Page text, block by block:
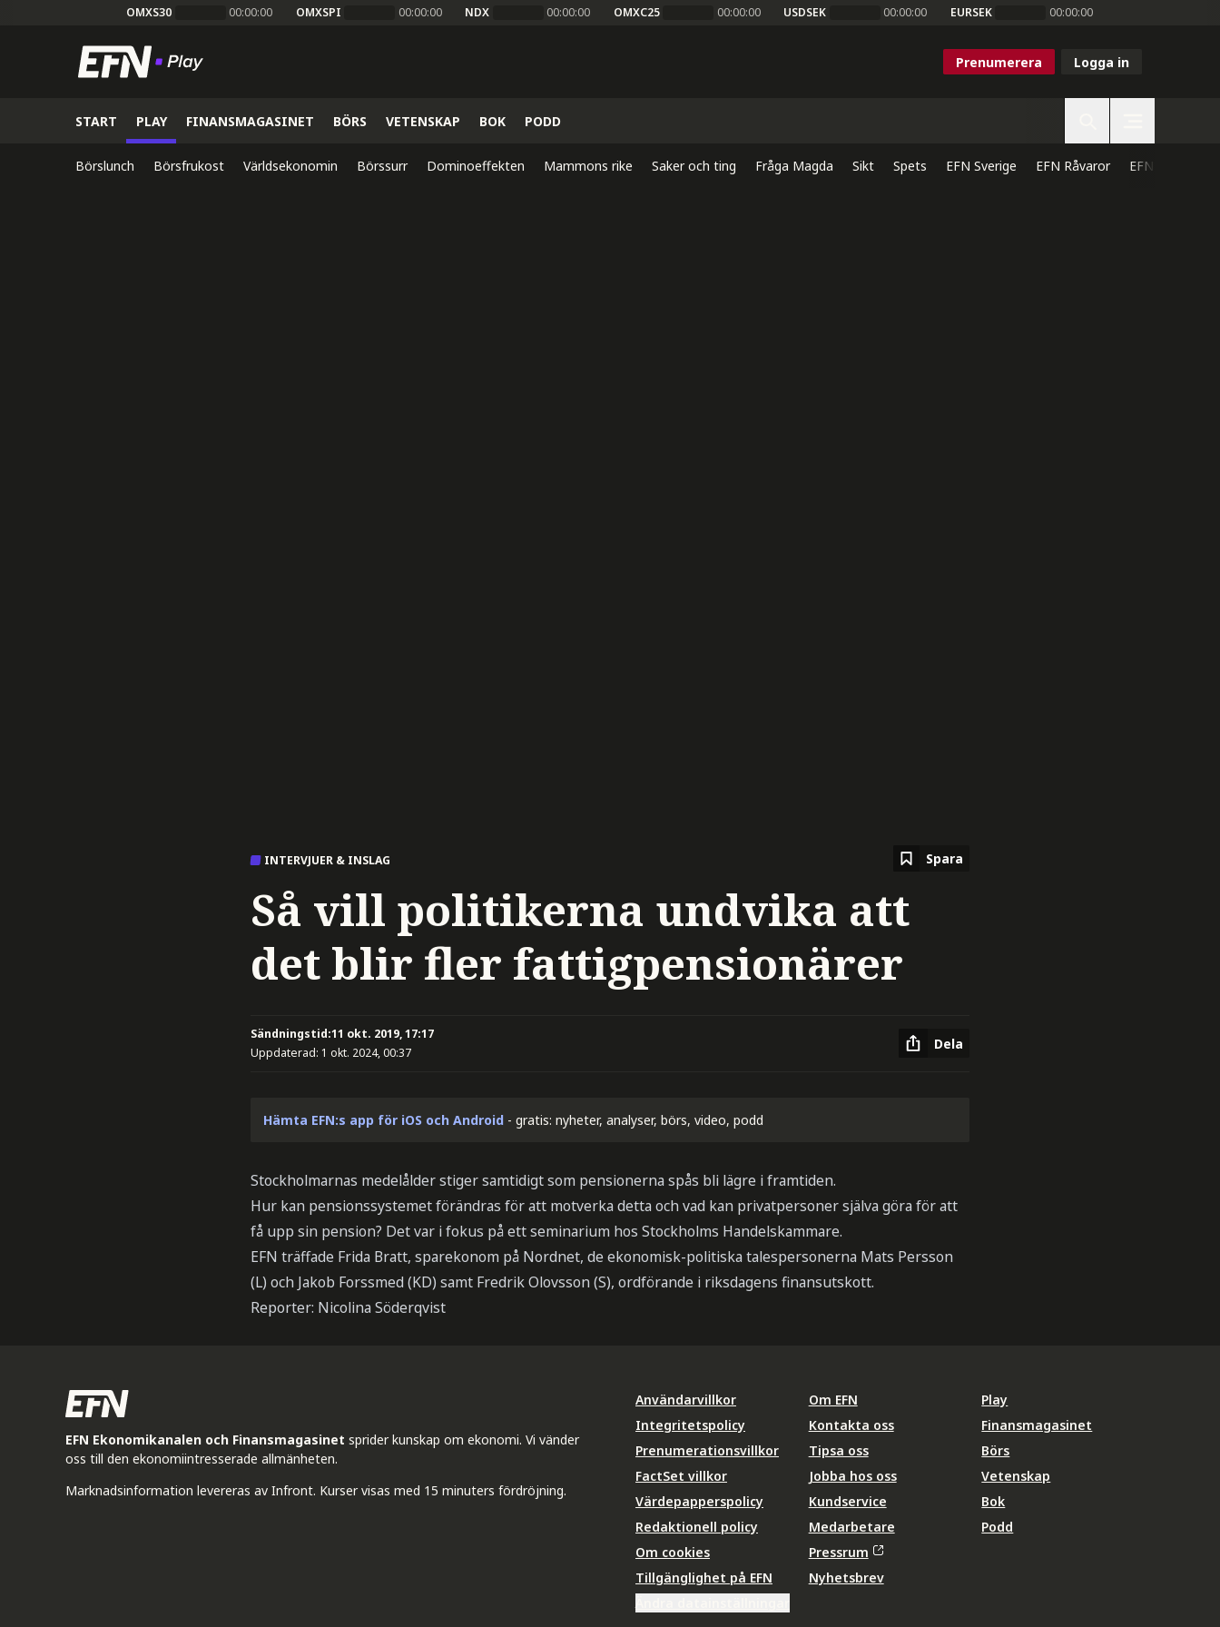
OMXS30 00:00:00 OMXSPI 00:00:00 NDX 00:00:00 OMXC25 00:00:00 USDSEK 00:00:00 EURSEK 00:00:00
Prenumerera Logga in
START PLAY FINANSMAGASINET BÖRS VETENSKAP BOK PODD
Börslunch Börsfrukost Världsekonomin Börssurr Dominoeffekten Mammons rike Saker och ting Fråga Magda Sikt Spets EFN Sverige EFN Råvaror EFN Direkt
INTERVJUER & INSLAG Spara
Så vill politikerna undvika att
det blir fler fattigpensionärer
Sändningstid:11 okt. 2019, 17:17
Uppdaterad: 1 okt. 2024, 00:37
Dela
Hämta EFN:s app för iOS och Android - gratis: nyheter, analyser, börs, video, podd
Stockholmarnas medelålder stiger samtidigt som pensionerna spås bli lägre i framtiden.
Hur kan pensionssystemet förändras för att motverka detta och vad kan privatpersoner själva göra för att
få upp sin pension? Det var i fokus på ett seminarium hos Stockholms Handelskammare.
EFN träffade Frida Bratt, sparekonom på Nordnet, de ekonomisk-politiska talespersonerna Mats Persson
(L) och Jakob Forssmed (KD) samt Fredrik Olovsson (S), ordförande i riksdagens finansutskott.
Reporter: Nicolina Söderqvist
EFN Ekonomikanalen och Finansmagasinet sprider kunskap om ekonomi. Vi vänder
oss till den ekonomiintresserade allmänheten.
Marknadsinformation levereras av Infront. Kurser visas med 15 minuters fördröjning.
Användarvillkor
Integritetspolicy
Prenumerationsvillkor
FactSet villkor
Värdepapperspolicy
Redaktionell policy
Om cookies
Tillgänglighet på EFN
Om EFN
Kontakta oss
Tipsa oss
Jobba hos oss
Kundservice
Medarbetare
Pressrum
Nyhetsbrev
Play
Finansmagasinet
Börs
Vetenskap
Bok
Podd